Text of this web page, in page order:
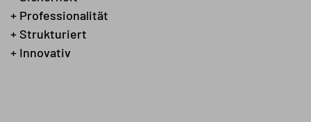
+ Professionalität
+ Strukturiert
+ Innovativ